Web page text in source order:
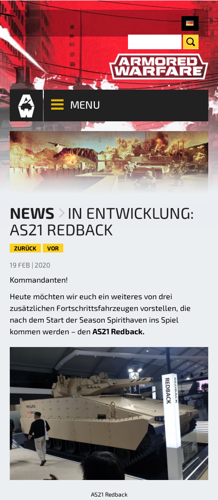
MENU
NEWS
IN ENTWICKLUNG:
AS21 REDBACK
ZURÜCK VOR
19 FEB | 2020
Kommandanten!
Heute möchten wir euch ein weiteres von drei
zusätzlichen Fortschrittsfahrzeugen vorstellen, die
nach dem Start der Season Spirithaven ins Spiel
kommen werden – den AS21 Redback.
AS21 Redback